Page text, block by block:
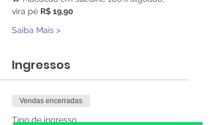
vira pé R$ 19,90
Saiba Mais >
Ingressos
Vendas encerradas
Tipo de ingresso